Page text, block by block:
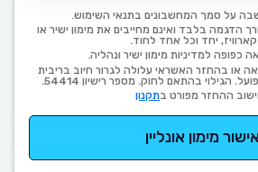
על סמך המחשבונים בתנאי השימוש.
הדגמה בלבד ואינם מחייבים את מימון ישיר או
יחד וכל אחד לחוד.
כפופה למדיניות מימון ישיר ונהליה.
או בהחזר האשראי עלולה לגרור חיוב בריבית
הגילוי בהתאם לחוק. מספר רישיון 54414.
ההחזר מפורט בתקנון
מימון אונליין